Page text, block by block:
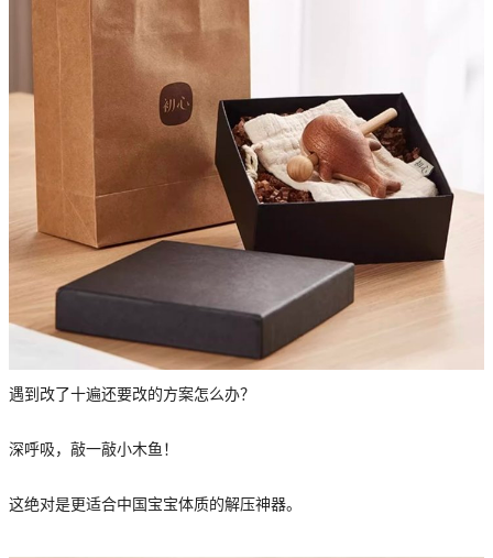
遇到改了十遍还要改的方案怎么办？
深呼吸，敲一敲小木鱼！
这绝对是更适合中国宝宝体质的解压神器。